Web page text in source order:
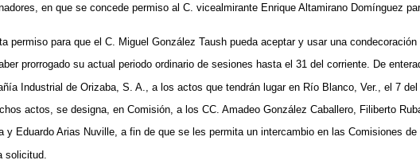
en que se concede permiso al C. vicealmirante Enrique Altamirano Domínguez
permiso para que el C. Miguel González Taush pueda aceptar y usar una
prorrogado su actual periodo ordinario de sesiones hasta el 31 del corriente. De
Industrial de Orizaba, S. A., a los actos que tendrán lugar en Río Blanco, Ver., el 7
actos, se designa, en Comisión, a los CC. Amadeo González Caballero, Filiberto
Eduardo Arias Nuville, a fin de que se les permita un intercambio en las Comisiones de
solicitud.